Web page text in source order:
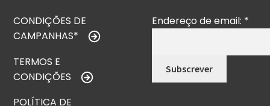
CONDIÇÕES DE
CAMPANHAS*
TERMOS E
CONDIÇÕES
POLÍTICA DE
Endereço de email: *